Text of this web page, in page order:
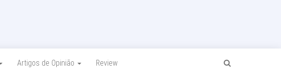
Artigos de Opinião Review